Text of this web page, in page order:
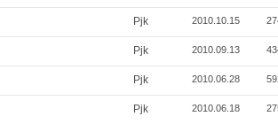
Pjk 2010.10.15
Pjk 2010.09.13
Pjk 2010.06.28
Pjk 2010.06.18